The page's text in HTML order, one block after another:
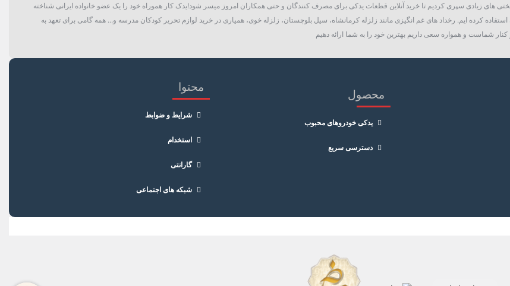
نمود، چالش ها و سختی های زیادی سپری کردیم تا خرید آنلاین قطعات یدکی برای مصرف کنندگان و حتی همکاران امروز میسر شود!یدک کار هموراه خود را یک عضو خانواده ایرانی شناخته
کرده ایم. رخداد های غم انگیزی مانند زلزله کرمانشاه، سیل بلوچستان، زلزله خوی، همیاری در خرید لوازم تحریر کودکان مدرسه و... همه گامی برای تعهد به
شماست و همواره سعی داریم بهترین خود را به شما ارائه دهیم
محصول
یدکی خودروهای محبوب
دسترسی سریع
محتوا
شرایط و ضوابط
استخدام
گارانتی
شبکه های اجتماعی